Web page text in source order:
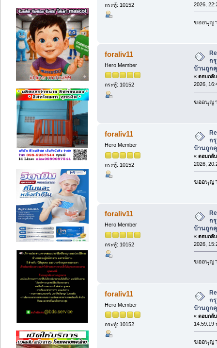
กระทู้: 10152
2026,
ขออนุญ
foraliv11
Hero Member
กระทู้: 10152
ก
บ้านถูก
« ตอบกลั
2026,
ขออนุญ
foraliv11
Hero Member
กระทู้: 10152
ก
บ้านถูก
« ตอบกลั
2026,
ขออนุญ
foraliv11
Hero Member
กระทู้: 10152
ก
บ้านถูก
« ตอบกลั
2026,
ขออนุญ
foraliv11
Hero Member
กระทู้: 10152
ก
บ้านถูก
« ตอบกลั
14:59:19
ขออนุญ